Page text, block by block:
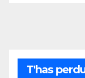
T'has